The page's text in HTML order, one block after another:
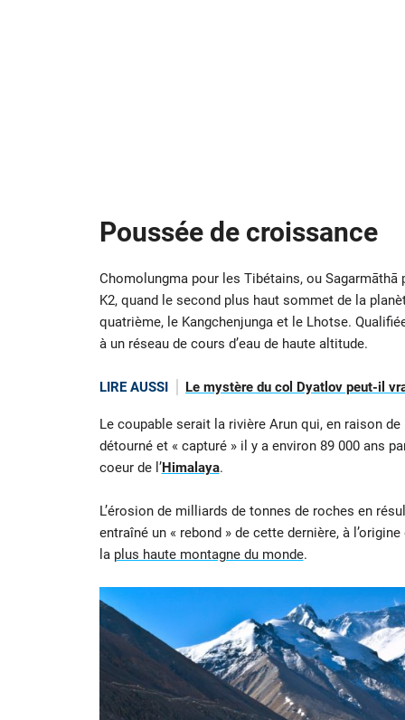
Poussée de croissance
Chomolungma pour les Tibétains, ou Sagarmāthā
K2, quand le second plus haut sommet de la
quatrième, le Kangchenjunga et le Lhotse.
à un réseau de cours d’eau de haute altitude.
LIRE AUSSI Le mystère du col Dyatlov peut-il
Le coupable serait la rivière Arun qui, en raison
détourné et « capturé » il y a environ 89 000 ans
coeur de l’Himalaya.
L’érosion de milliards de tonnes de roches en
entraîné un « rebond » de cette dernière, à
la plus haute montagne du monde.